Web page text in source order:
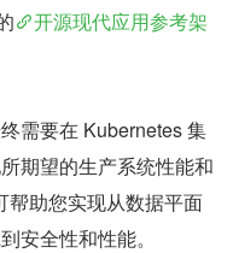
开源现代应用参考架
需要在 Kubernetes 集
期望的生产系统性能和
帮助您实现从数据平面
安全性和性能。